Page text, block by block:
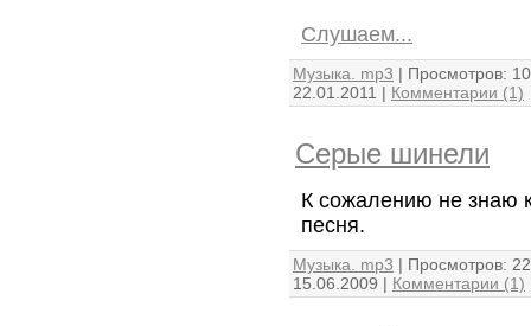
Слушаем...
Музыка. mp3 | Просмотров:
22.01.2011 | Комментарии (1)
Серые шинели
К сожалению не знаю
песня.
Музыка. mp3 | Просмотров:
15.06.2009 | Комментарии (1)